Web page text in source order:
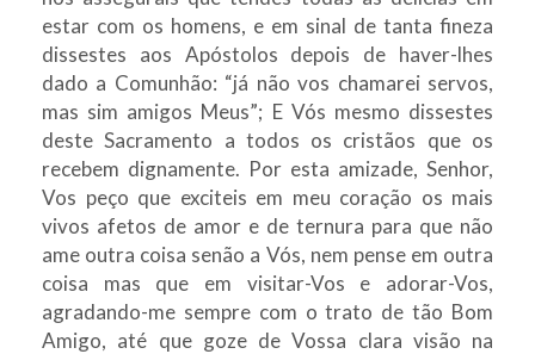
estar com os homens, e em sinal de tanta fineza
dissestes aos Apóstolos depois de haver-lhes
dado a Comunhão: “já não vos chamarei servos,
mas sim amigos Meus”; E Vós mesmo dissestes
deste Sacramento a todos os cristãos que os
recebem dignamente. Por esta amizade, Senhor,
Vos peço que exciteis em meu coração os mais
vivos afetos de amor e de ternura para que não
ame outra coisa senão a Vós, nem pense em outra
coisa mas que em visitar-Vos e adorar-Vos,
agradando-me sempre com o trato de tão Bom
Amigo, até que goze de Vossa clara visão na